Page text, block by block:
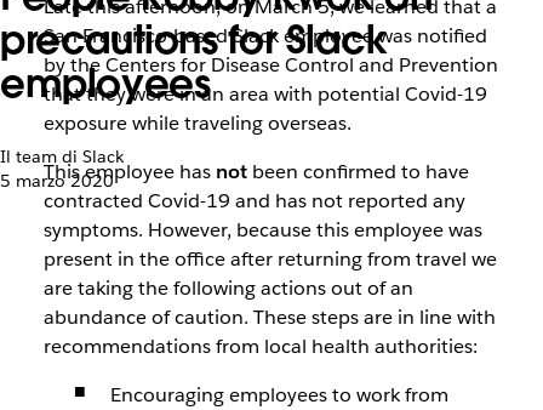
precautions for Slack
employees
Il team di Slack
5 marzo 2020
Late this afternoon, on March 5, we learned that a
San Francisco-based Slack employee was notified
by the Centers for Disease Control and Prevention
that they were in an area with potential Covid-19
exposure while traveling overseas.
This employee hasnotbeen confirmed to have
contracted Covid-19 and has not reported any
symptoms. However, because this employee was
present in the office after returning from travel we
are taking the following actions out of an
abundance of caution. These steps are in line with
recommendations from local health authorities:
Encouraging employees to work from